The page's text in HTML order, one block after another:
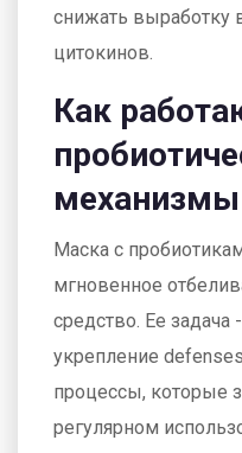
снижать выработку
цитокинов.
Как
механизмы
Маска с
мгновенное
средство. Ее задача
укрепление
процессы, которые
регулярном